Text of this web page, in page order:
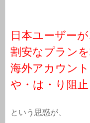
日本ユーザーが
割安なプラン
海外アカウン
や・は・り阻止
という思惑が、